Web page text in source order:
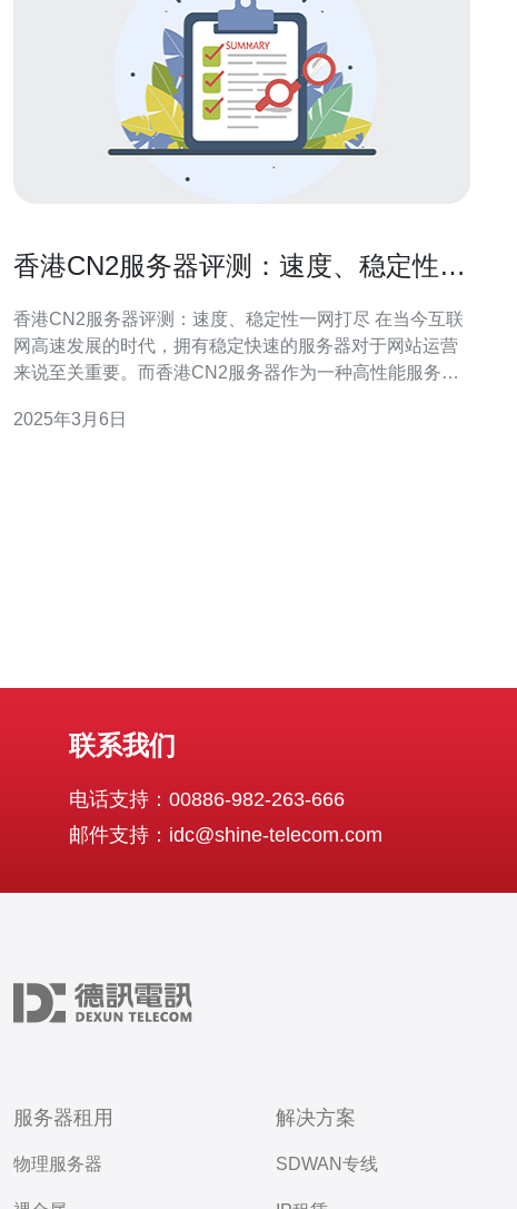
香港CN2服务器评测：速度、稳定性一
香港CN2服务器评测：速度、稳定性一网打尽 在当今互联
网高速发展的时代，拥有稳定快速的服务器对于网站运营
来说至关重要。而香港CN2服务器作为一种高性能服务
速度和稳定性进行评测，为大家提供参考。 首先，我们针
2025年3月6日
联系我们
电话支持：00886-982-263-666
邮件支持：idc@shine-telecom.com
服务器租用
物理服务器
解决方案
SDWAN专线